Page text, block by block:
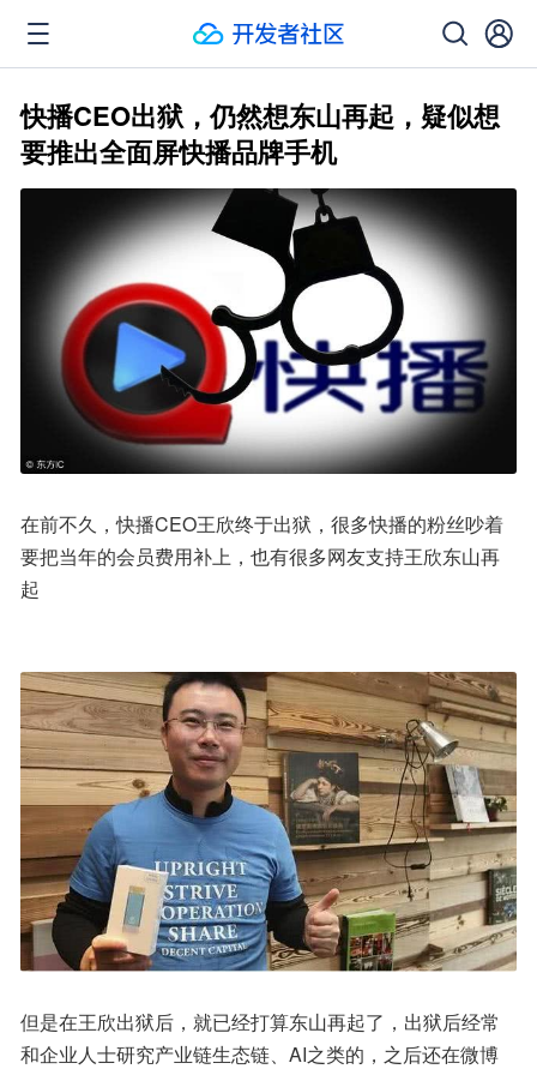
快播CEO出狱，仍然想东山再起，疑似想
要推出全面屏快播品牌手机
在前不久，快播CEO王欣终于出狱，很多快播的粉丝吵着
要把当年的会员费用补上，也有很多网友支持王欣东山再
起
但是在王欣出狱后，就已经打算东山再起了，出狱后经常
和企业人士研究产业链生态链、AI之类的，之后还在微博